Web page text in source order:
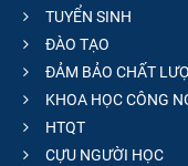
TUYỂN SINH
ĐÀO TẠO
ĐẢM BẢO CHẤT
KHOA HỌC CÔNG
HTQT
CỰU NGƯỜI HỌC